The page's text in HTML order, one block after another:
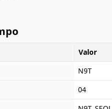
Valor
N9T
04